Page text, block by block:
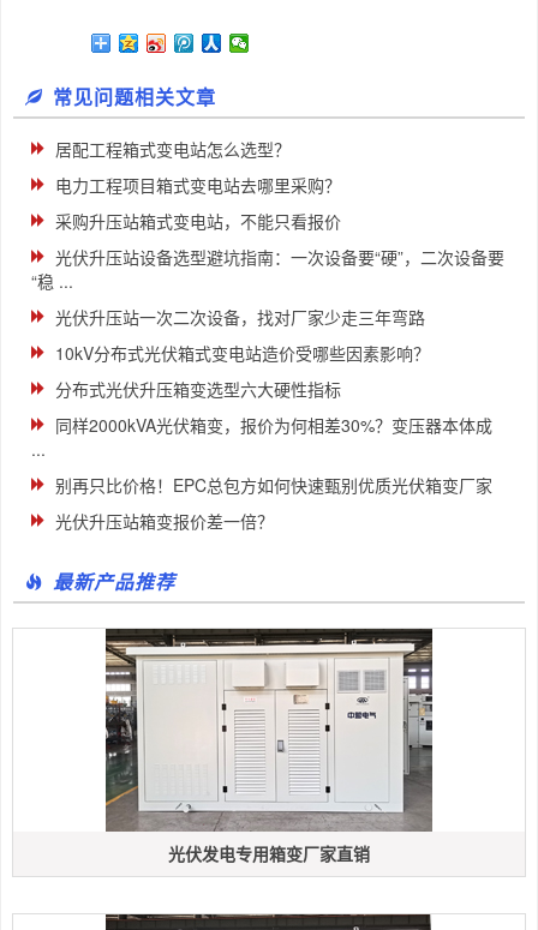
常见问题相关文章
居配工程箱式变电站怎么选型？
电力工程项目箱式变电站去哪里采购？
采购升压站箱式变电站，不能只看报价
光伏升压站设备选型避坑指南：一次设备要“硬”，二次设备要
“稳 ...
光伏升压站一次二次设备，找对厂家少走三年弯路
10kV分布式光伏箱式变电站造价受哪些因素影响？
分布式光伏升压箱变选型六大硬性指标
同样2000kVA光伏箱变，报价为何相差30%？变压器本体成
...
别再只比价格！EPC总包方如何快速甄别优质光伏箱变厂家
光伏升压站箱变报价差一倍？
最新产品推荐
光伏发电专用箱变厂家直销